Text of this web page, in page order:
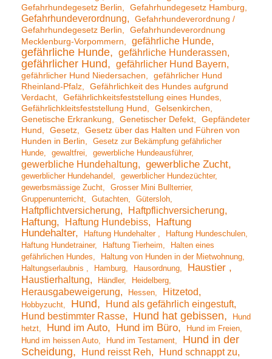
Gefahrhundegesetz Berlin Gefahrhundegesetz Hamburg
Gefahrhundeverordnung
Gefahrhundeverordnung /
Gefahrhundegesetz Berlin
Gefahrhundeverordnung
Mecklenburg-Vorpommern
gefährliche Hunde
gefährliche Hunde gefährliche Hunderassen
gefährlicher Hund gefährlicher Hund Bayern
gefährlicher Hund Niedersachen
gefährlicher Hund
Rheinland-Pfalz
Gefährlichkeit des Hundes aufgrund
Verdacht
Gefährlichkeitsfeststellung eines Hundes
Gefährlichkleitsfeststellung Hund
Gelsenkirchen
Genetische Erkrankung
Genetischer Defekt
Gepfändeter
Hund
Gesetz
Gesetz über das Halten und Führen von
Hunden in Berlin
Gesetz zur Bekämpfung gefährlicher
Hunde
gewaltfrei gewerbliche Hundeausführer
gewerbliche Hundehaltung gewerbliche Zucht
gewerblicher Hundehandel
gewerblicher Hundezüchter
gewerbsmässige Zucht
Grosser Mini Bullterrier
Gruppenunterricht
Gutachten Gütersloh
Haftpflichtversicherung Haftpflichversicherung
Haftung Haftung Hundebiss
Haftung
Hundehalter
Haftung Hundehalter
Haftung Hundeschulen
Haftung Hundetrainer
Haftung Tierheim
Halten eines
gefährlichen Hundes
Haltung von Hunden in der Mietwohnung
Haltungserlaubnis
Hamburg Hausordnung Haustier
Haustierhaltung Händler Heidelberg
Herausgabeweigerung Hessen Hitzetod
Hobbyzucht Hund
Hund als gefährlich eingestuft
Hund bestimmter Rasse
Hund hat gebissen
Hund
hetzt
Hund im Auto Hund im Büro
Hund im Freien
Hund im heissen Auto
Hund im Testament
Hund in der
Scheidung
Hund reisst Reh Hund schnappt zu